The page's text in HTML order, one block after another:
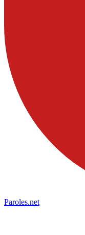
Paroles.net